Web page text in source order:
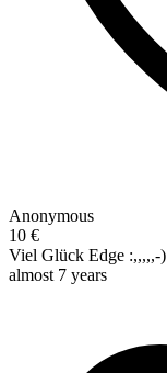
Anonymous
10 €
Viel Glück Edge :,,,,,-)
almost 7 years